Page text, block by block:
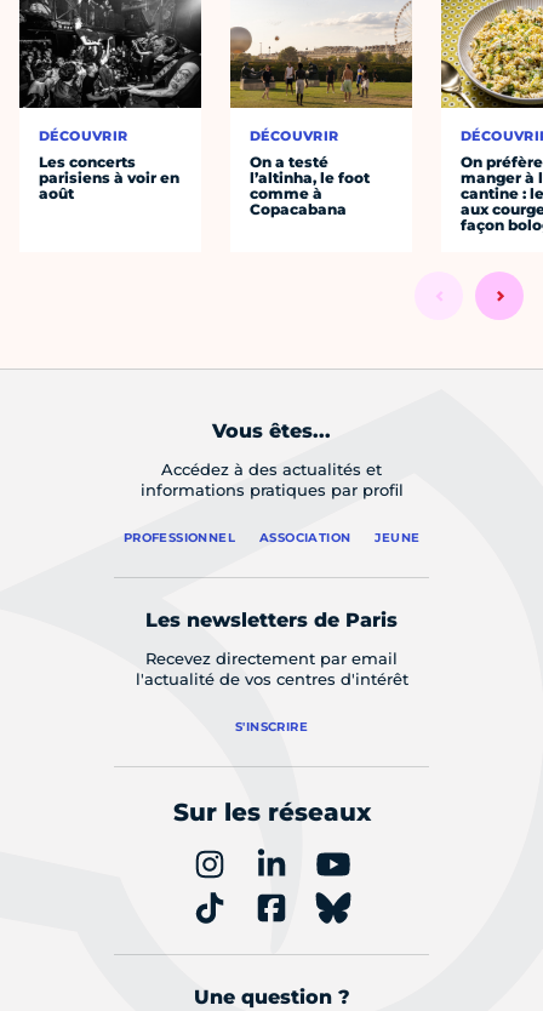
DÉCOUVRIR
Les concerts
parisiens à voir en
août
DÉCOUVRIR
On a testé
l’altinha, le foot
comme à
Copacabana
On préfère
manger à
cantine :
aux
façon
Vous êtes...
Accédez à des actualités et
informations pratiques par profil
PROFESSIONNEL ASSOCIATION JEUNE
Les newsletters de Paris
Recevez directement par email
l'actualité de vos centres d'intérêt
S'INSCRIRE
Sur les réseaux
Une question ?